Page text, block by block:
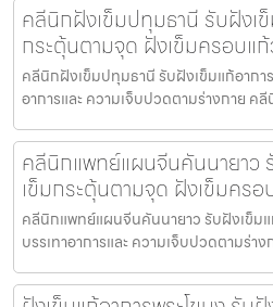
คลีนิกฝังเข็มปทุมธานี รับฝังเ
กระตุ้นตามจุด ฝังเข็มครอบแ
คลีนิกฝังเข็มปทุมธานี รับฝังเข็มแก้อากา
อาการและ ความเจ็บปวดตามร่างกาย ค
คลีนิกแพทย์แผนจีนคันนายาว
เข็มกระตุ้นตามจุด ฝังเข็มคร
คลีนิกแพทย์แผนจีนคันนายาว รับฝังเข็ม
บรรเทาอาการและ ความเจ็บปวดตามร่